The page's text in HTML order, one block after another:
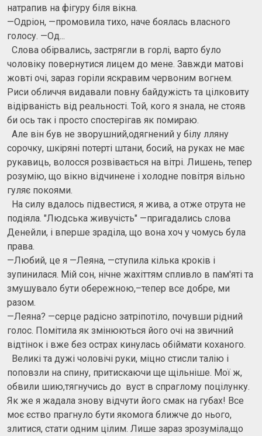
натрапив на фігуру біля вікна.
—Одріон, —промовила тихо, наче боялась власного
голосу. —Од...
Слова обірвались, застрягли в горлі, варто було
чоловіку повернутися лицем до мене. Завжди матові
жовті очі, зараз горіли яскравим червоним вогнем.
Риси обличчя видавали повну байдужість та цілковиту
відірваність від реальності. Той, кого я знала, не стояв
би ось так і просто спостерігав як помираю.
Але він був не зворушний,одягнений у білу лляну
сорочку, шкіряні потерті штани, босий, на руках не має
рукавиць, волосся розвівається на вітрі. Лишень, тепер
розумію, що вікно відчинене і холодне повітря вільно
гуляє покоями.
На силу вдалось підвестися, я жива, а отже отрута не
подіяла. "Людська живучість" —пригадались слова
Денейли, і вперше зраділа, що вона хоч у чомусь була
права.
—Любий, це я —Леяна, —ступила кілька кроків і
зупинилася. Мій сон, нічне жахіттям спливло в пам'яті та
змушувало бути обережною,–тепер все добре, ми
разом.
—Леяна? —серце радісно затріпотіло, почувши рідний
голос. Помітила як змінюються його очі на звичний
відтінок і вже без острах кинулась обіймати коханого.
Великі та дужі чоловічі руки, міцно стисли талію і
поповзли на спину, притискаючи ще щільніше. Мої ж,
обвили шию,тягнучись до вуст в спраглому поцілунку.
Як же я жадала знову відчути його смак на губах! Все
моє єство прагнуло бути якомога ближче до нього,
злитися, стати одним цілим. Лише зараз зрозуміла,що